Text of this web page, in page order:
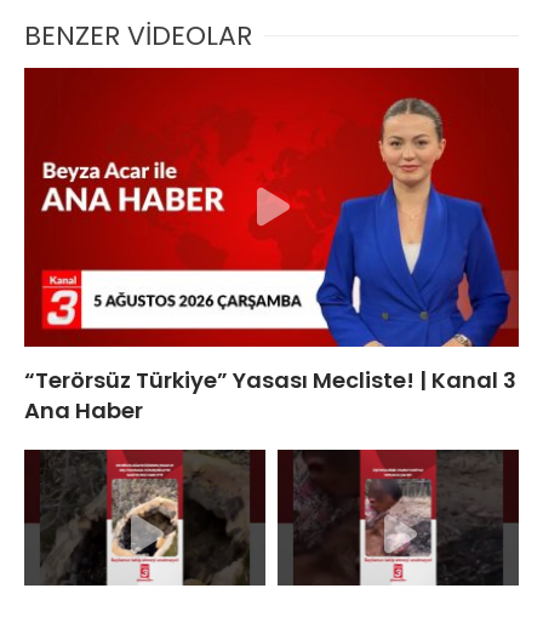
BENZER VİDEOLAR
“Terörsüz Türkiye” Yasası Mecliste! | Kanal 3
Ana Haber